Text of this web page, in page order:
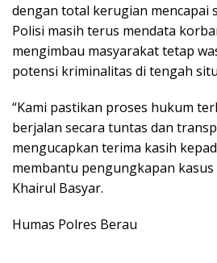
dengan total kerugian mencapai
Polisi masih terus mendata
mengimbau masyarakat tetap
potensi kriminalitas di tengah
“Kami pastikan proses hukum
berjalan secara tuntas dan
mengucapkan terima kasih
membantu pengungkapan kasus
Khairul Basyar.
Humas Polres Berau